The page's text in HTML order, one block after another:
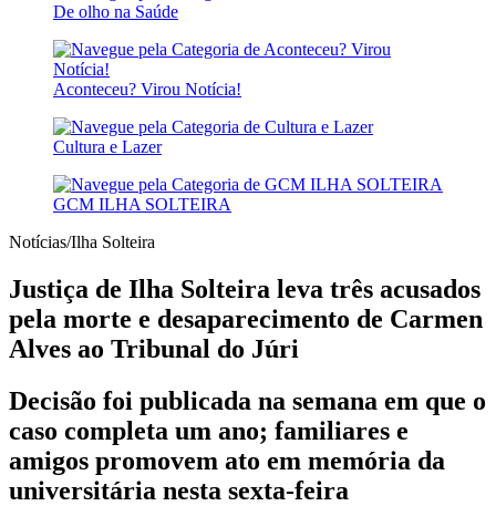
De olho na Saúde
Aconteceu? Virou Notícia!
Cultura e Lazer
GCM ILHA SOLTEIRA
Notícias/Ilha Solteira
Justiça de Ilha Solteira leva três acusados
pela morte e desaparecimento de Carmen
Alves ao Tribunal do Júri
Decisão foi publicada na semana em que o
caso completa um ano; familiares e
amigos promovem ato em memória da
universitária nesta sexta-feira